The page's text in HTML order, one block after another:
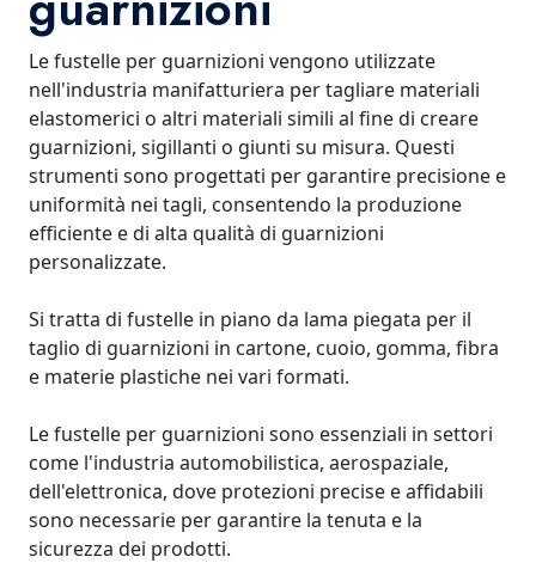
Le fustelle per guarnizioni vengono utilizzate
nell'industria manifatturiera per tagliare materiali
elastomerici o altri materiali simili al fine di creare
guarnizioni, sigillanti o giunti su misura. Questi
strumenti sono progettati per garantire precisione e
uniformità nei tagli, consentendo la produzione
efficiente e di alta qualità di guarnizioni
personalizzate.
Si tratta di fustelle in piano da lama piegata per il
taglio di guarnizioni in cartone, cuoio, gomma, fibra
e materie plastiche nei vari formati.
Le fustelle per guarnizioni sono essenziali in settori
come l'industria automobilistica, aerospaziale,
dell'elettronica, dove protezioni precise e affidabili
sono necessarie per garantire la tenuta e la
sicurezza dei prodotti.